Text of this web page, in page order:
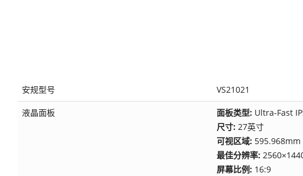
安规型号 VS21021
液晶面板 面板类型: Ultra-Fast
尺寸: 27英寸
可视区域: 595.968mm
最佳分辨率:
屏幕比例: 16:9